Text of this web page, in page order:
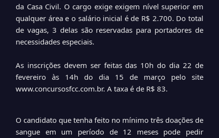
da Casa Civil. O cargo exige exigem nível superior em
qualquer área e o salário inicial é de R$ 2.700. Do total
de vagas, 3 delas são reservadas para portadores de
necessidades especiais.
As inscrições devem ser feitas das 10h do dia 22 de
fevereiro às 14h do dia 15 de março pelo site
www.concursosfcc.com.br. A taxa é de R$ 83.
O candidato que tenha feito no mínimo três doações de
sangue em um período de 12 meses pode pedir